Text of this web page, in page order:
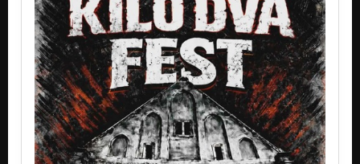
Nezařazeno
02 - AŠTAR ŠERAN / album KERATOKONUS 2014
Nezařazeno
03 - ŠAMPON S PŘÍBĚHEM / album KERATOKONUS 2014
Nezařazeno
04 - TURTLE SOUP / album KERATOKONUS 2014
Nezařazeno